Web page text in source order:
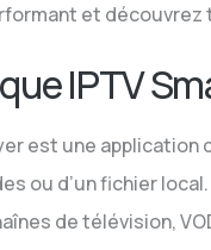
et
IPTV
est une application
ou d’un fichier
de télévision,